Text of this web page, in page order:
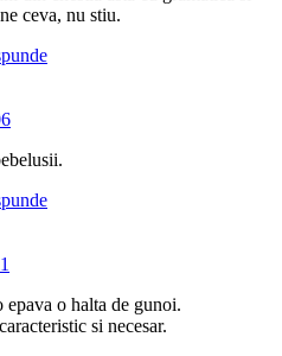
ceva, nu stiu.
o halta de gunoi.
si necesar.